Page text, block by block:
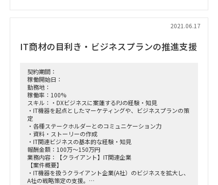
2021.06.17
IT商材の目利き・ビジネスプランの推進支援
契約期間：
稼働開始日：
勤務地：
稼働率：100%
スキル：・DXビジネスに案蓮するPJの経験・知見
・IT機器を起点としたマーケティングや、ビジネスプランの策
定
・各種ステークホルダーとのコミュニケーション力
・資料・ストーリーの作成
・IT関連ビジネスの基本的な経験・知見
報酬金額：100万～150万円
業務内容：【クライアント】IT関連企業
【案件概要】
・IT機器を扱うクライアント企業(A社）のビジネスを拡大し、
A社の戦略策定の支援。